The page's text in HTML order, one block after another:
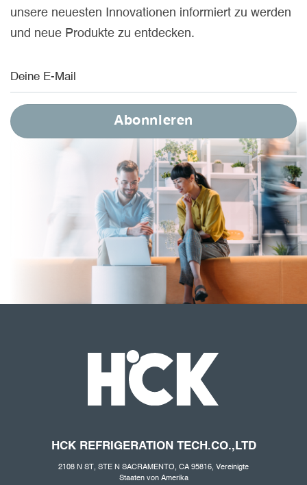
unsere neuesten Innovationen informiert zu werden
und neue Produkte zu entdecken.
HCK REFRIGERATION TECH.CO.,LTD
2108 N ST, STE N SACRAMENTO, CA 95816, Vereinigte
Staaten von Amerika